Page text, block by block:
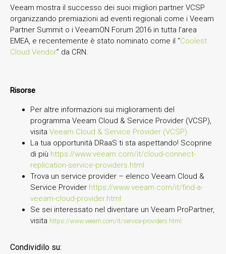
Veeam mostra il successo dei suoi migliori partner VCSP
organizzando premiazioni ad eventi regionali come i Veeam
Partner Summit o i VeeamON Forum 2016 in tutta l’area
EMEA, e recentemente è stato nominato come il “Coolest
Cloud Vendor” da CRN.
Risorse
Per altre informazioni sui miglioramenti del
programma Veeam Cloud & Service Provider (VCSP),
visita Veeam Cloud & Service Provider (VCSP)
La tua opportunità DRaaS ti sta aspettando! Scoprine
di più https://www.veeam.com/it/cloud-connect-
replication-service-providers.html
Trova un service provider – elenco Veeam Cloud &
Service Provider https://www.veeam.com/it/find-a-
veeam-cloud-provider.html
Se sei interessato nel diventare un Veeam ProPartner,
visita https://www.veeam.com/it/service-providers.html
Condividilo su: